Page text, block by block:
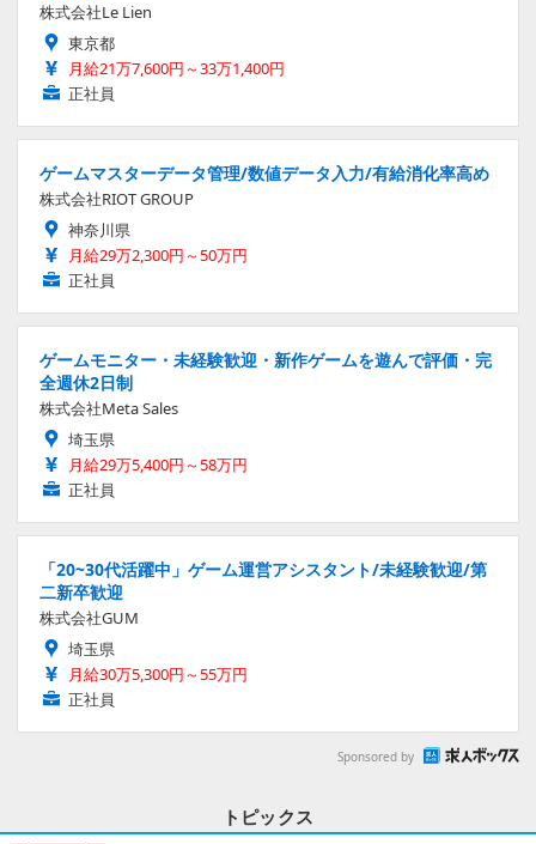
株式会社Le Lien
東京都
月給21万7,600円～33万1,400円
正社員
ゲームマスターデータ管理/数値データ入力/有給消化率高め
株式会社RIOT GROUP
神奈川県
月給29万2,300円～50万円
正社員
ゲームモニター・未経験歓迎・新作ゲームを遊んで評価・完
全週休2日制
株式会社Meta Sales
埼玉県
月給29万5,400円～58万円
正社員
「20~30代活躍中」ゲーム運営アシスタント/未経験歓迎/第
二新卒歓迎
株式会社GUM
埼玉県
月給30万5,300円～55万円
正社員
Sponsored by
トピックス